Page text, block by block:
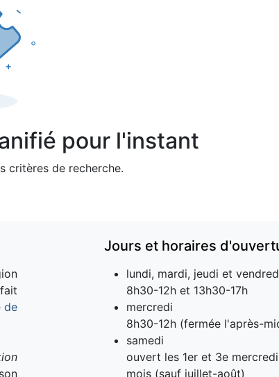
pour l'instant
critères de recherche.
de
Jours et horaires
lundi, mardi, jeudi et
8h30-12h et 13h30-17h
mercredi
8h30-12h (fermée l'après-
samedi
ouvert les 1er et 3e
mois (sauf juillet-août)